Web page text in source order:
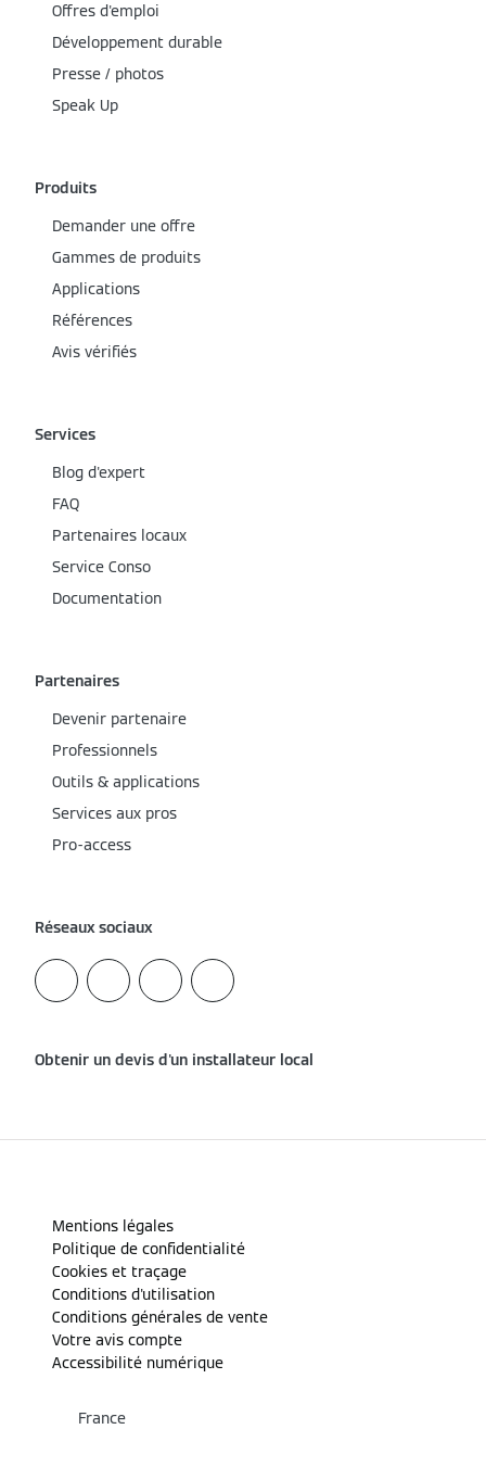
Offres d'emploi
Développement durable
Presse / photos
Speak Up
Produits
Demander une offre
Gammes de produits
Applications
Références
Avis vérifiés
Services
Blog d'expert
FAQ
Partenaires locaux
Service Conso
Documentation
Partenaires
Devenir partenaire
Professionnels
Outils & applications
Services aux pros
Pro-access
Réseaux sociaux
Obtenir un devis d'un installateur local
Mentions légales
Politique de confidentialité
Cookies et traçage
Conditions d'utilisation
Conditions générales de vente
Votre avis compte
Accessibilité numérique
France